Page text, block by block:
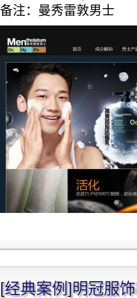
备注：曼秀雷敦男士
[经典案例]明冠服